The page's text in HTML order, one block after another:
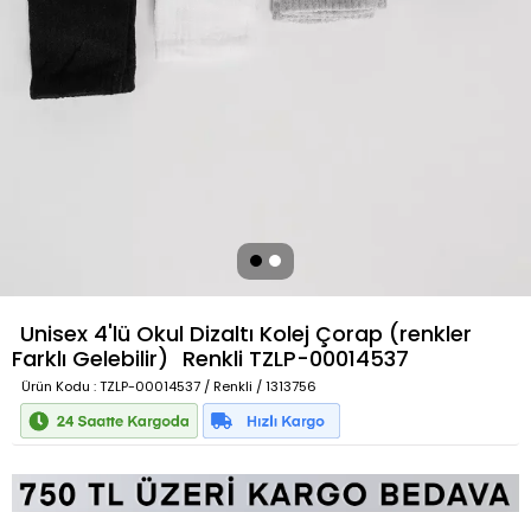
Unisex 4'lü Okul Dizaltı Kolej Çorap (renkler
Farklı Gelebilir) Renkli TZLP-00014537
Ürün Kodu : TZLP-00014537 / Renkli / 1313756